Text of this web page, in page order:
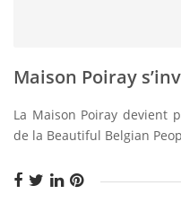
Maison Poiray
La Maison Poiray devient
de la Beautiful Belgian